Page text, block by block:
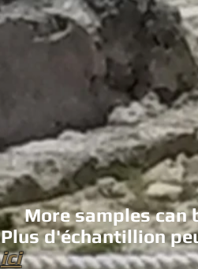
More samples can
Plus d'échantillion
ici